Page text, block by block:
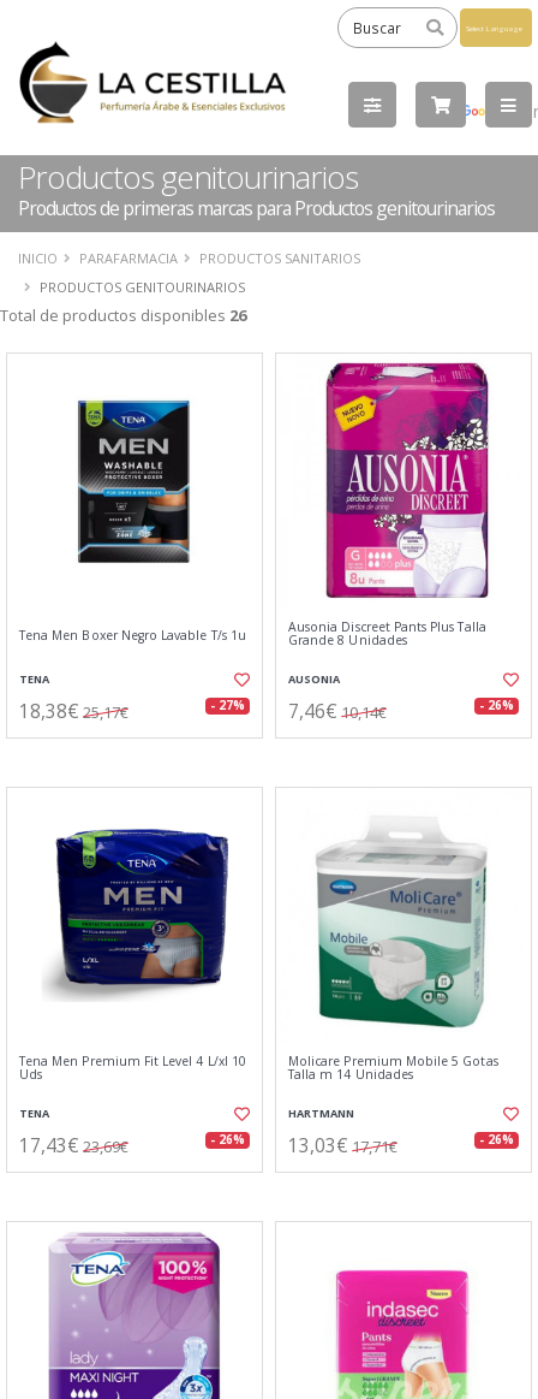
by
Productos genitourinarios
Productos de primeras marcas para Productos genitourinarios
INICIO PARAFARMACIA
PRODUCTOS SANITARIOS
PRODUCTOS GENITOURINARIOS
Total de productos disponibles 26
Tena Men Boxer Negro Lavable T/s 1u
TENA
18,38€ 25,17€ - 27%
Ausonia Discreet Pants Plus Talla
Grande 8 Unidades
AUSONIA
7,46€ 10,14€ - 26%
Tena Men Premium Fit Level 4 L/xl 10
Uds
TENA
17,43€ 23,69€ - 26%
Molicare Premium Mobile 5 Gotas
Talla m 14 Unidades
HARTMANN
13,03€ 17,71€ - 26%